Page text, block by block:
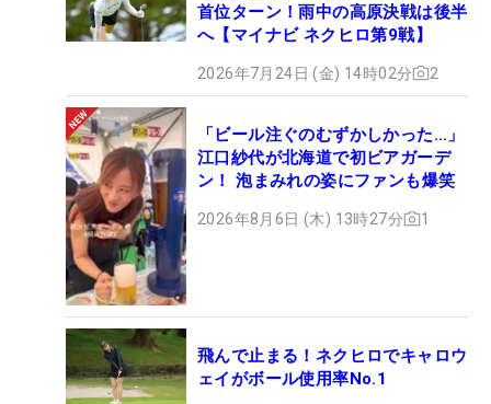
首位ターン！雨中の高原決戦は後半
へ【マイナビ ネクヒロ第9戦】
2026年7月24日 (金) 14時02分 2
「ビール注ぐのむずかしかった…」
江口紗代が北海道で初ビアガーデ
ン！ 泡まみれの姿にファンも爆笑
2026年8月6日 (木) 13時27分 1
飛んで止まる！ネクヒロでキャロウ
ェイがボール使用率No.1